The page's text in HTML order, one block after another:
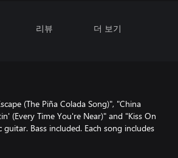
리뷰 더 보기
(The Piña Colada Song)", "China
(Every Time You're Near)" and "Kiss On
Bass included. Each song includes